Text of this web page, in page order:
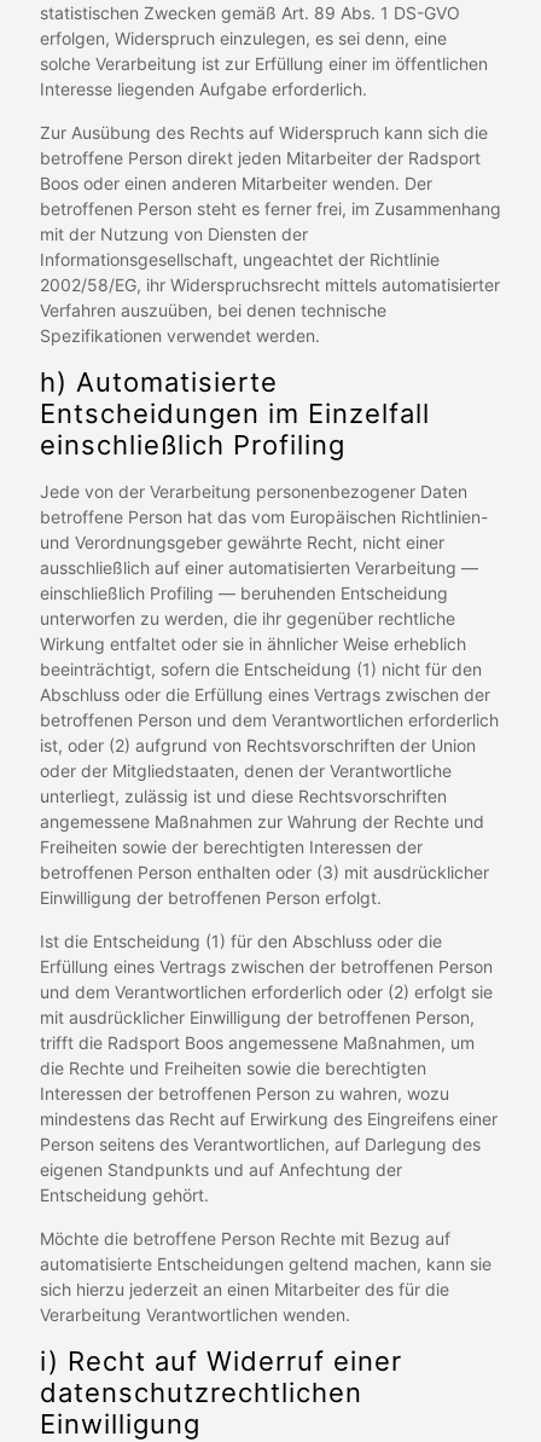
statistischen Zwecken gemäß Art. 89 Abs. 1 DS-GVO
erfolgen, Widerspruch einzulegen, es sei denn, eine
solche Verarbeitung ist zur Erfüllung einer im öffentlichen
Interesse liegenden Aufgabe erforderlich.
Zur Ausübung des Rechts auf Widerspruch kann sich die
betroffene Person direkt jeden Mitarbeiter der Radsport
Boos oder einen anderen Mitarbeiter wenden. Der
betroffenen Person steht es ferner frei, im Zusammenhang
mit der Nutzung von Diensten der
Informationsgesellschaft, ungeachtet der Richtlinie
2002/58/EG, ihr Widerspruchsrecht mittels automatisierter
Verfahren auszuüben, bei denen technische
Spezifikationen verwendet werden.
h) Automatisierte
Entscheidungen im Einzelfall
einschließlich Profiling
Jede von der Verarbeitung personenbezogener Daten
betroffene Person hat das vom Europäischen Richtlinien-
und Verordnungsgeber gewährte Recht, nicht einer
ausschließlich auf einer automatisierten Verarbeitung —
einschließlich Profiling — beruhenden Entscheidung
unterworfen zu werden, die ihr gegenüber rechtliche
Wirkung entfaltet oder sie in ähnlicher Weise erheblich
beeinträchtigt, sofern die Entscheidung (1) nicht für den
Abschluss oder die Erfüllung eines Vertrags zwischen der
betroffenen Person und dem Verantwortlichen erforderlich
ist, oder (2) aufgrund von Rechtsvorschriften der Union
oder der Mitgliedstaaten, denen der Verantwortliche
unterliegt, zulässig ist und diese Rechtsvorschriften
angemessene Maßnahmen zur Wahrung der Rechte und
Freiheiten sowie der berechtigten Interessen der
betroffenen Person enthalten oder (3) mit ausdrücklicher
Einwilligung der betroffenen Person erfolgt.
Ist die Entscheidung (1) für den Abschluss oder die
Erfüllung eines Vertrags zwischen der betroffenen Person
und dem Verantwortlichen erforderlich oder (2) erfolgt sie
mit ausdrücklicher Einwilligung der betroffenen Person,
trifft die Radsport Boos angemessene Maßnahmen, um
die Rechte und Freiheiten sowie die berechtigten
Interessen der betroffenen Person zu wahren, wozu
mindestens das Recht auf Erwirkung des Eingreifens einer
Person seitens des Verantwortlichen, auf Darlegung des
eigenen Standpunkts und auf Anfechtung der
Entscheidung gehört.
Möchte die betroffene Person Rechte mit Bezug auf
automatisierte Entscheidungen geltend machen, kann sie
sich hierzu jederzeit an einen Mitarbeiter des für die
Verarbeitung Verantwortlichen wenden.
i) Recht auf Widerruf einer
datenschutzrechtlichen
Einwilligung